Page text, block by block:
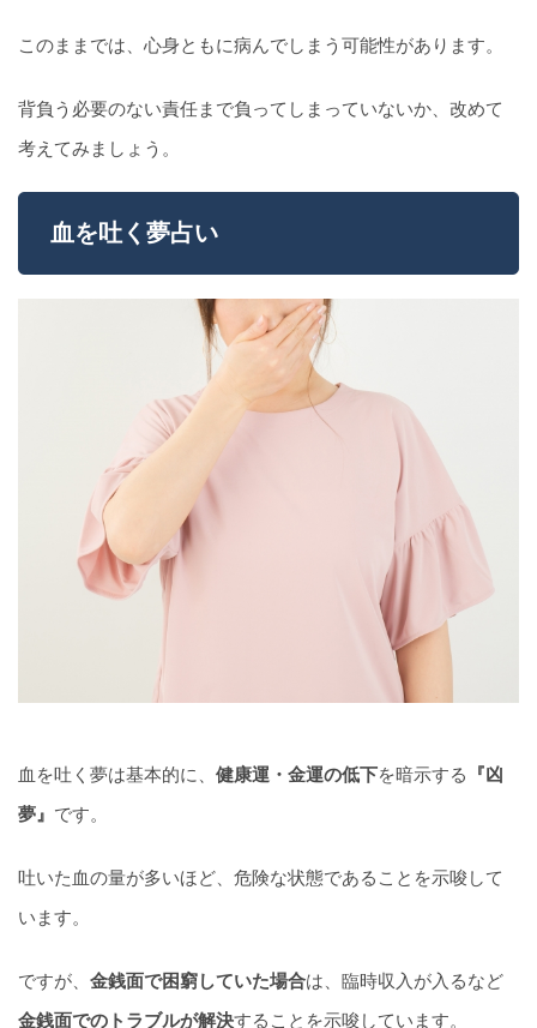
このままでは、心身ともに病んでしまう可能性があります。
背負う必要のない責任まで負ってしまっていないか、改めて
考えてみましょう。
血を吐く夢占い
血を吐く夢は基本的に、 健康運・金運の低下を暗示する 『凶
夢』 です。
吐いた血の量が多いほど、危険な状態であることを示唆して
います。
ですが、 金銭面で困窮していた場合は、臨時収入が入るなど
金銭面でのトラブルが解決することを示唆しています。